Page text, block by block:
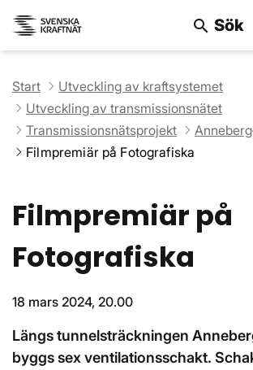
search Sök
Start
Utveckling av kraftsystemet
Utveckling av transmissionsnätet
Transmissionsnätsprojekt
Filmpremiär på Fotografiska
Filmpremiär på
Fotografiska
18 mars 2024, 20.00
Längs tunnelsträckningen
byggs sex ventilationsschakt.